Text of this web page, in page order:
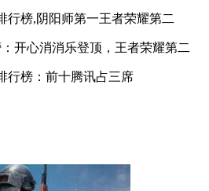
行榜,阴阳师第一王者荣耀第二
开心消消乐登顶，王者荣耀第二
行榜：前十腾讯占三席